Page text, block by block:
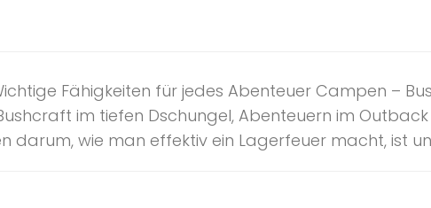
Fähigkeiten für jedes Abenteuer Campen –
im tiefen Dschungel, Abenteuern im
darum, wie man effektiv ein Lagerfeuer macht, ist